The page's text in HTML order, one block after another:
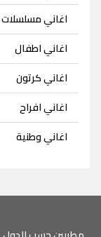
اغاني مسلسلات
اغاني اطفال
اغاني كرتون
اغاني افراح
اغاني وطنية